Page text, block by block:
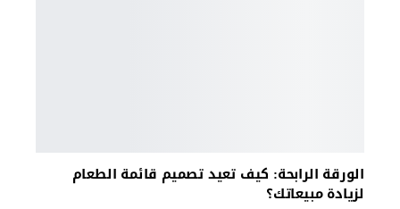
الورقة الرابحة: كيف تعيد تصميم قائمة الطعام
لزيادة مبيعاتك؟